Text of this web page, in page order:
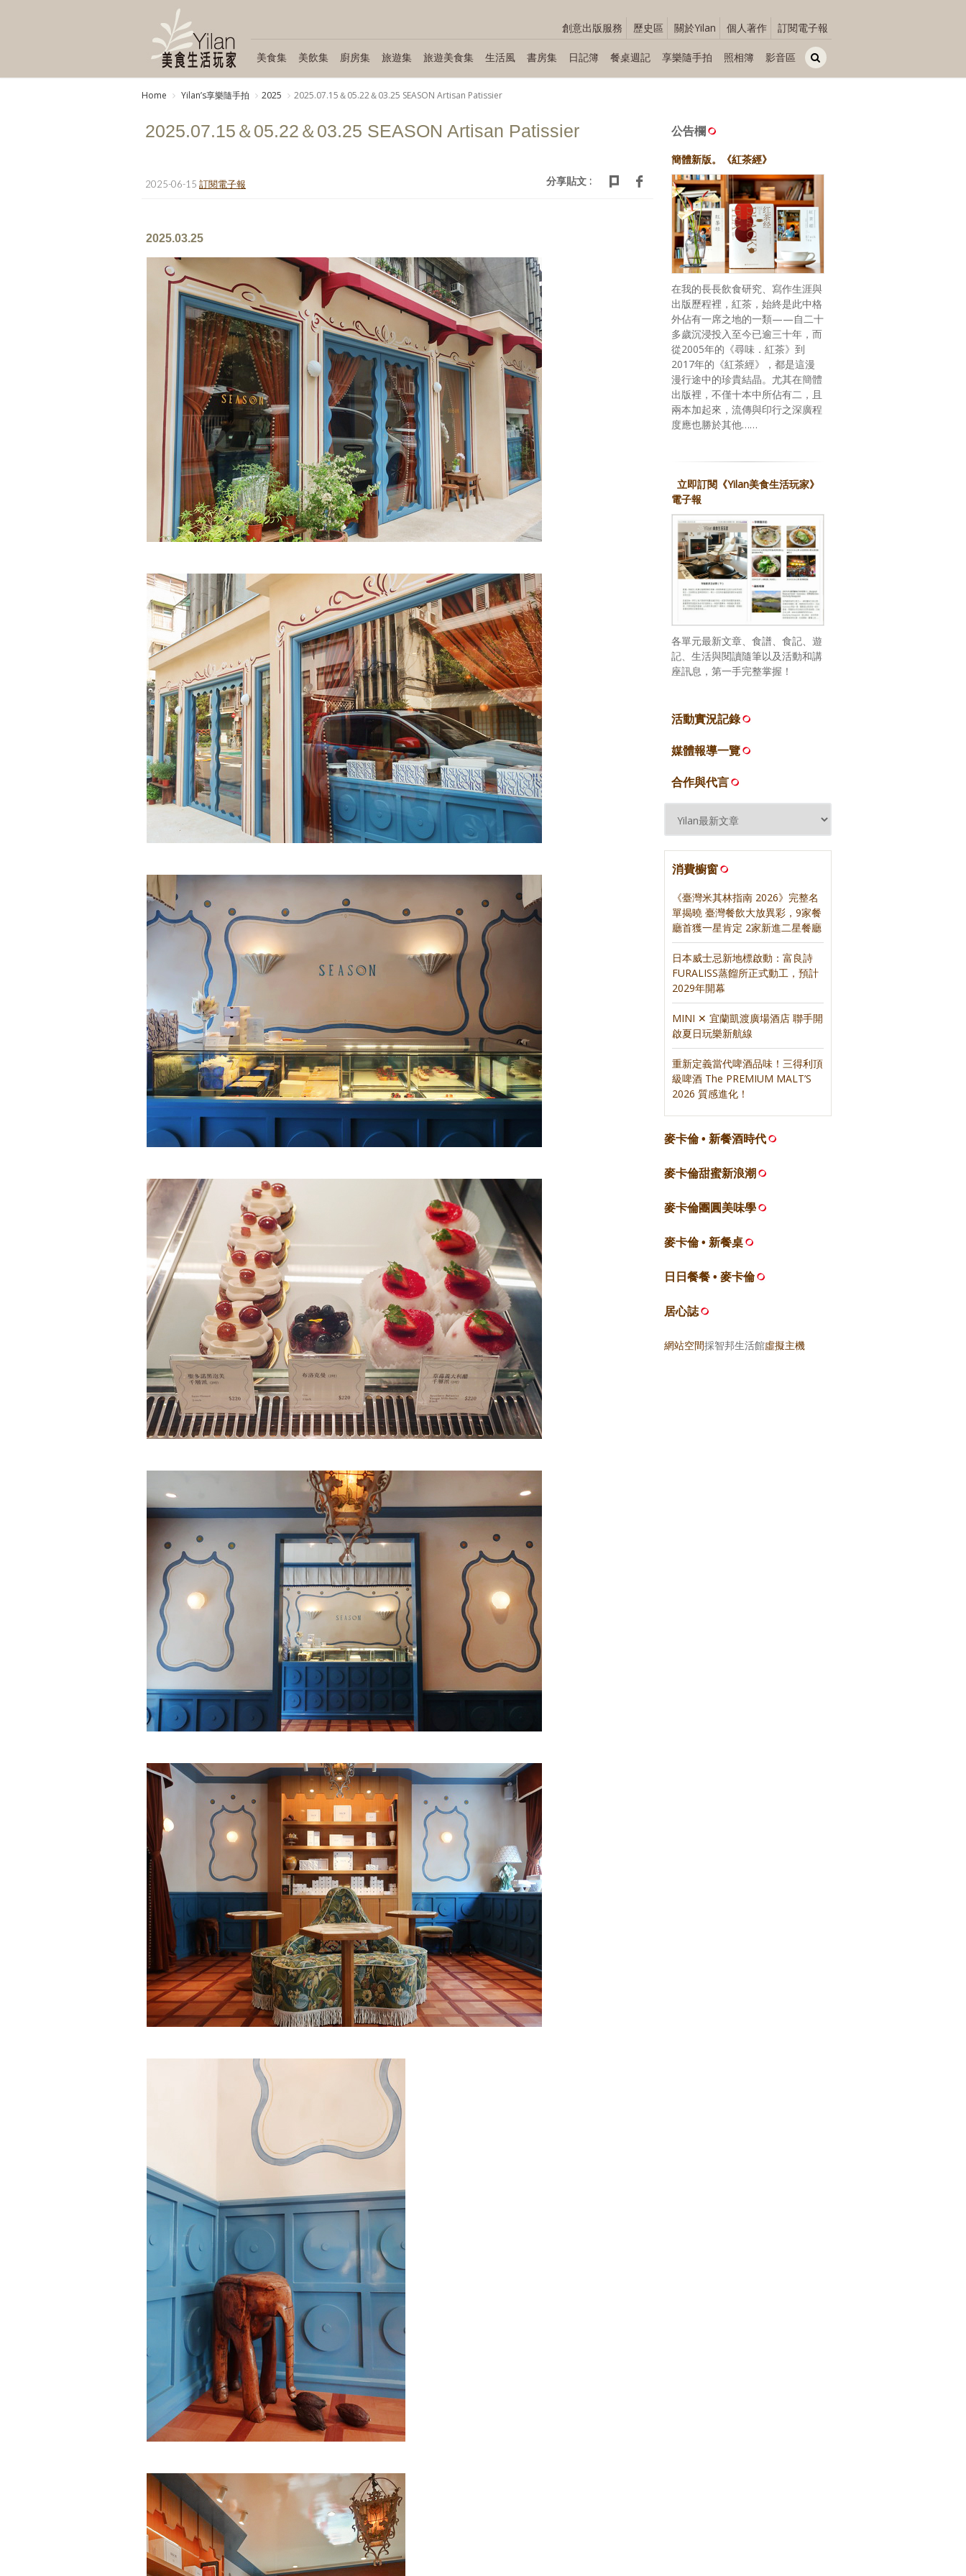
創意出版服務 歷史區 關於Yilan 個人著作 訂閱電子報
美食集 美飲集 廚房集 旅遊集 旅遊美食集 生活風 書房集 日記簿 餐桌週記 享樂隨手拍 照相簿 影音區
Home Yilanʼs享樂隨手拍 2025 2025.07.15＆05.22＆03.25 SEASON Artisan Patissier
2025.07.15＆05.22＆03.25 SEASON Artisan Patissier
2025-06-15 訂閱電子報 分享貼文 :
2025.03.25
公告欄
簡體新版。《紅茶經》
在我的長長飲食研究、寫作生涯與
出版歷程裡，紅茶，始終是此中格
外佔有一席之地的一類——自二十
多歲沉浸投入至今已逾三十年，而
從2005年的《尋味．紅茶》到
2017年的《紅茶經》，都是這漫
漫行途中的珍貴結晶。尤其在簡體
出版裡，不僅十本中所佔有二，且
兩本加起來，流傳與印行之深廣程
度應也勝於其他……
立即訂閱《Yilan美食生活玩家》
電子報
各單元最新文章、食譜、食記、遊
記、生活與閱讀隨筆以及活動和講
座訊息，第一手完整掌握！
活動實況記錄
媒體報導一覽
合作與代言
消費櫥窗
《臺灣米其林指南 2026》完整名
單揭曉 臺灣餐飲大放異彩，9家餐
廳首獲一星肯定 2家新進二星餐廳
日本威士忌新地標啟動：富良詩
FURALISS蒸餾所正式動工，預計
2029年開幕
MINI ✕ 宜蘭凱渡廣場酒店 聯手開
啟夏日玩樂新航線
重新定義當代啤酒品味！三得利頂
級啤酒 The PREMIUM MALT’S
2026 質感進化！
麥卡倫 • 新餐酒時代
麥卡倫甜蜜新浪潮
麥卡倫團圓美味學
麥卡倫 • 新餐桌
日日餐餐 • 麥卡倫
居心誌
網站空間採智邦生活館虛擬主機